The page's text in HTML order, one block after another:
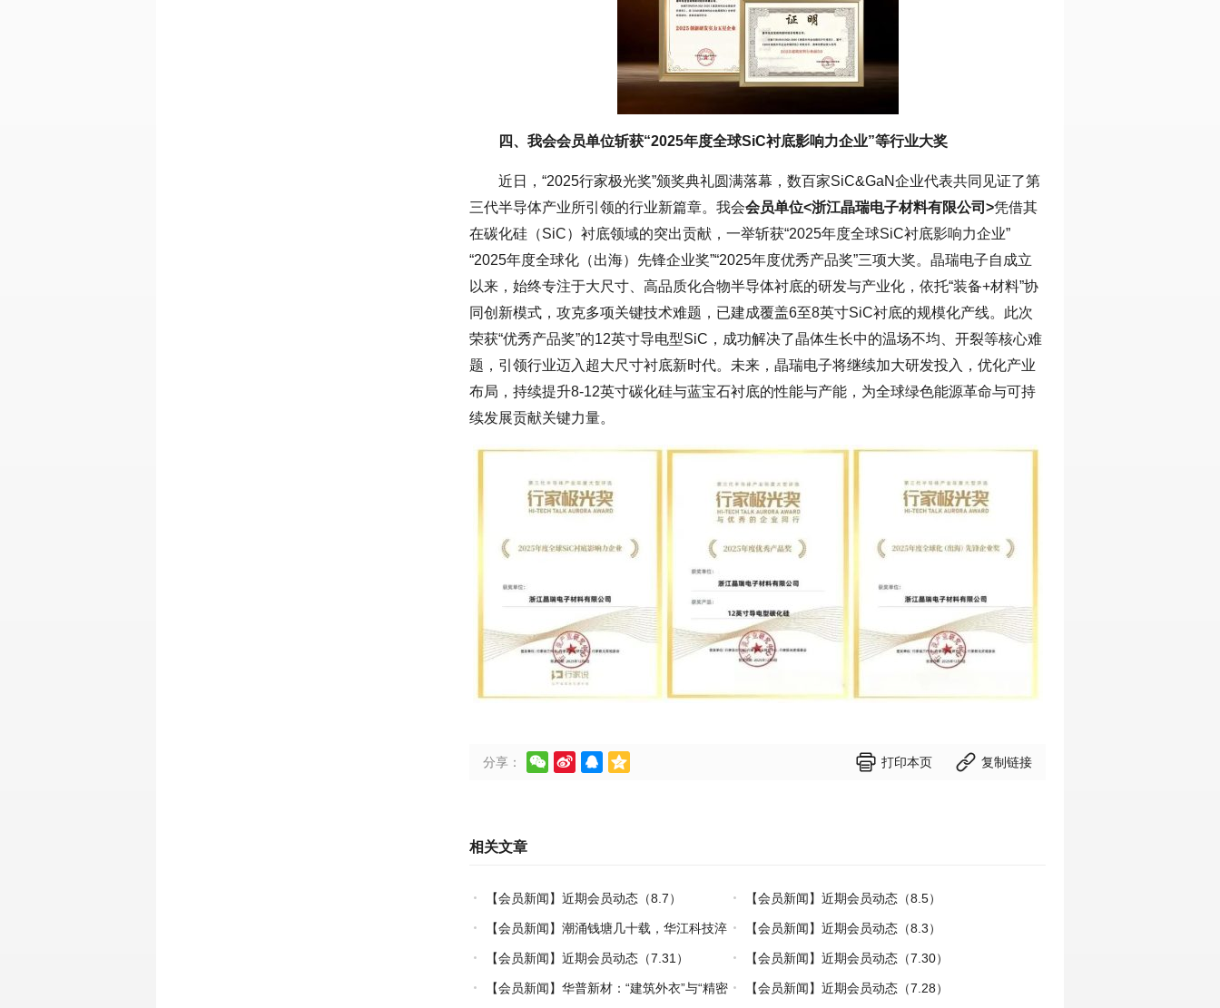
四、我会会员单位斩获“2025年度全球SiC衬底影响力企业”等行业大奖
近日，“2025行家极光奖”颁奖典礼圆满落幕，数百家SiC&GaN企业代表共同见证了第
三代半导体产业所引领的行业新篇章。我会会员单位<浙江晶瑞电子材料有限公司>凭借其
在碳化硅（SiC）衬底领域的突出贡献，一举斩获“2025年度全球SiC衬底影响力企业”
“2025年度全球化（出海）先锋企业奖”“2025年度优秀产品奖”三项大奖。晶瑞电子自成立
以来，始终专注于大尺寸、高品质化合物半导体衬底的研发与产业化，依托“装备+材料”协
同创新模式，攻克多项关键技术难题，已建成覆盖6至8英寸SiC衬底的规模化产线。此次
荣获“优秀产品奖”的12英寸导电型SiC，成功解决了晶体生长中的温场不均、开裂等核心难
题，引领行业迈入超大尺寸衬底新时代。未来，晶瑞电子将继续加大研发投入，优化产业
布局，持续提升8-12英寸碳化硅与蓝宝石衬底的性能与产能，为全球绿色能源革命与可持
续发展贡献关键力量。
分享：      打印本页  复制链接
相关文章
【会员新闻】近期会员动态（8.7） 【会员新闻】近期会员动态（8.5）
【会员新闻】潮涌钱塘几十载，华江科技淬
炼热塑复材中国力量
【会员新闻】近期会员动态（8.3）
【会员新闻】近期会员动态（7.31） 【会员新闻】近期会员动态（7.30）
【会员新闻】华普新材：“建筑外衣”与“精密
【会员新闻】近期会员动态（7.28）